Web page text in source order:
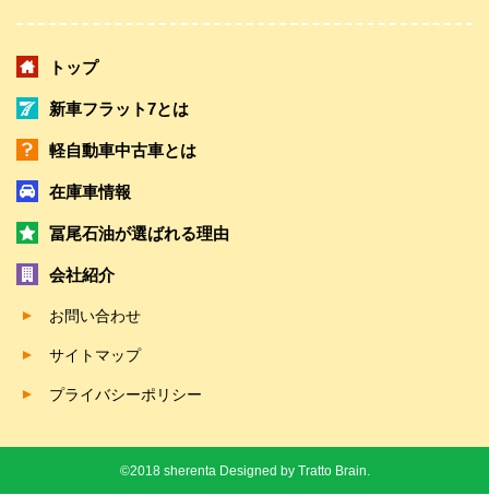
トップ
新車フラット7とは
軽自動車中古車とは
在庫車情報
冨尾石油が選ばれる理由
会社紹介
お問い合わせ
サイトマップ
プライバシーポリシー
©2018 sherenta Designed by Tratto Brain.